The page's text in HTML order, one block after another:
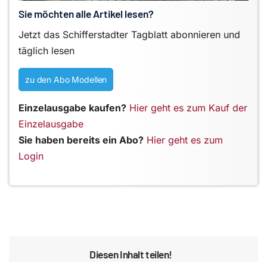
Sie möchten alle Artikel lesen?
Jetzt das Schifferstadter Tagblatt abonnieren und
täglich lesen
zu den Abo Modellen
Einzelausgabe kaufen? Hier geht es zum Kauf der
Einzelausgabe
Sie haben bereits ein Abo? Hier geht es zum
Login
Diesen Inhalt teilen!